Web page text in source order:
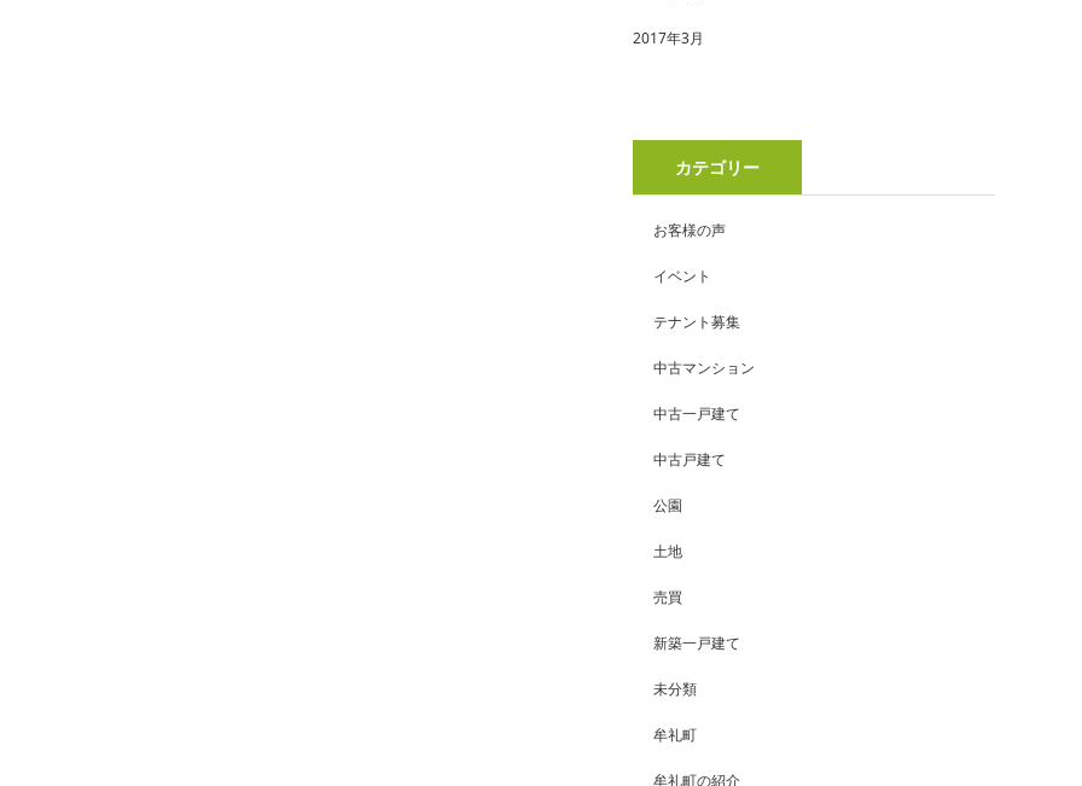
2017年3月
カテゴリー
お客様の声
イベント
テナント募集
中古マンション
中古一戸建て
中古戸建て
公園
土地
売買
新築一戸建て
未分類
牟礼町
牟礼町の紹介